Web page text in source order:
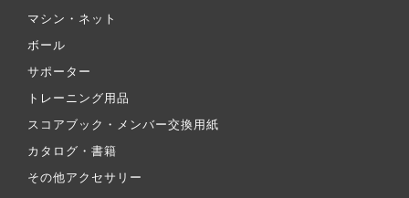
マシン・ネット
ボール
サポーター
トレーニング用品
スコアブック・メンバー交換用紙
カタログ・書籍
その他アクセサリー